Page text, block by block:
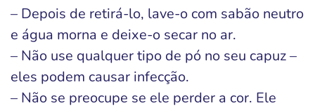
– Depois de retirá-lo, lave-o com sabão neutro
e água morna e deixe-o secar no ar.
– Não use qualquer tipo de pó no seu capuz –
eles podem causar infecção.
– Não se preocupe se ele perder a cor. Ele